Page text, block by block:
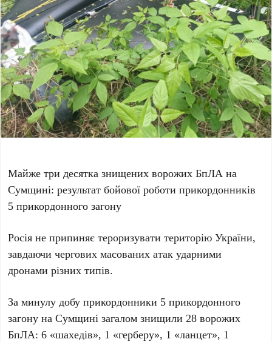
Майже три десятка знищених ворожих БпЛА на
Сумщині: результат бойової роботи прикордонників
5 прикордонного загону
Росія не припиняє тероризувати територію України,
завдаючи чергових масованих атак ударними
дронами різних типів.
За минулу добу прикордонники 5 прикордонного
загону на Сумщині загалом знищили 28 ворожих
БпЛА: 6 «шахедів», 1 «герберу», 1 «ланцет», 1